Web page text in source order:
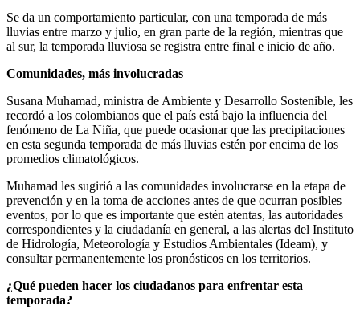
Se da un comportamiento particular, con una temporada de más
lluvias entre marzo y julio, en gran parte de la región, mientras que
al sur, la temporada lluviosa se registra entre final e inicio de año.
Comunidades, más involucradas
Susana Muhamad, ministra de Ambiente y Desarrollo Sostenible, les
recordó a los colombianos que el país está bajo la influencia del
fenómeno de La Niña, que puede ocasionar que las precipitaciones
en esta segunda temporada de más lluvias estén por encima de los
promedios climatológicos.
Muhamad les sugirió a las comunidades involucrarse en la etapa de
prevención y en la toma de acciones antes de que ocurran posibles
eventos, por lo que es importante que estén atentas, las autoridades
correspondientes y la ciudadanía en general, a las alertas del Instituto
de Hidrología, Meteorología y Estudios Ambientales (Ideam), y
consultar permanentemente los pronósticos en los territorios.
¿Qué pueden hacer los ciudadanos para enfrentar esta
temporada?